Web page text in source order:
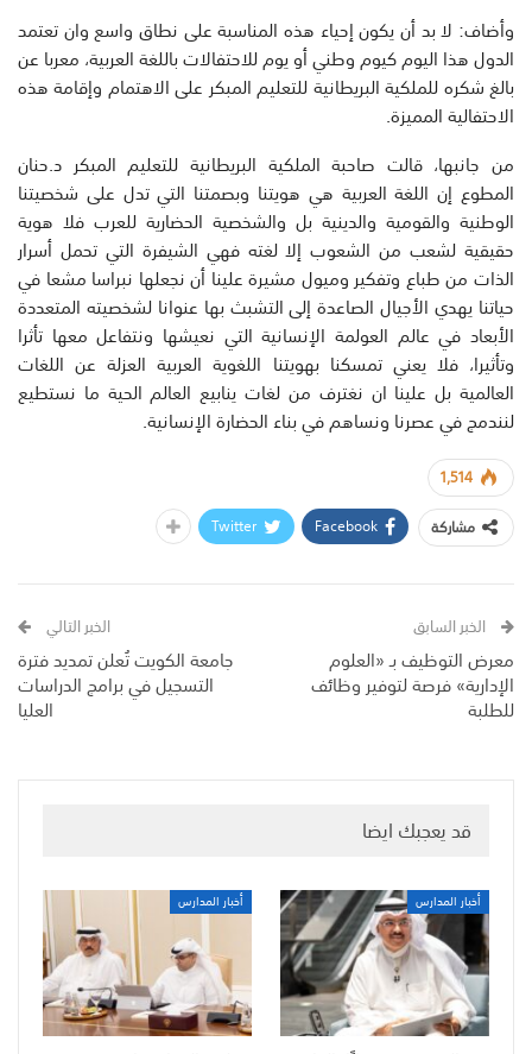
وأضاف: لا بد أن يكون إحياء هذه المناسبة على نطاق واسع وان تعتمد
الدول هذا اليوم كيوم وطني أو يوم للاحتفالات باللغة العربية، معربا عن
بالغ شكره للملكية البريطانية للتعليم المبكر على الاهتمام وإقامة هذه
الاحتفالية المميزة.
من جانبها، قالت صاحبة الملكية البريطانية للتعليم المبكر د.حنان
المطوع إن اللغة العربية هي هويتنا وبصمتنا التي تدل على شخصيتنا
الوطنية والقومية والدينية بل والشخصية الحضارية للعرب فلا هوية
حقيقية لشعب من الشعوب إلا لغته فهي الشيفرة التي تحمل أسرار
الذات من طباع وتفكير وميول مشيرة علينا أن نجعلها نبراسا مشعا في
حياتنا يهدي الأجيال الصاعدة إلى التشبث بها عنوانا لشخصيته المتعددة
الأبعاد في عالم العولمة الإنسانية التي نعيشها ونتفاعل معها تأثرا
وتأثيرا، فلا يعني تمسكنا بهويتنا اللغوية العربية العزلة عن اللغات
العالمية بل علينا ان نغترف من لغات ينابيع العالم الحية ما نستطيع
لنندمج في عصرنا ونساهم في بناء الحضارة الإنسانية.
1,514
مشاركة
Facebook
Twitter
الخبر السابق
معرض التوظيف بـ «العلوم
الإدارية» فرصة لتوفير وظائف
للطلبة
الخبر التالي
جامعة الكويت تُعلن تمديد فترة
التسجيل في برامج الدراسات
العليا
قد يعجبك ايضا
أخبار المدارس أخبار المدارس